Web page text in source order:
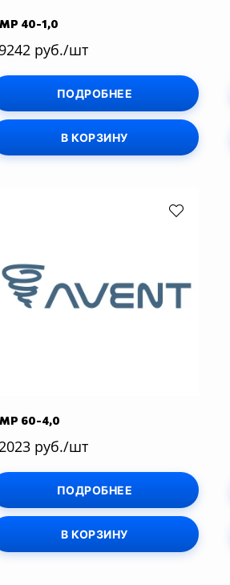
40-1,0
руб./шт
ПОДРОБНЕЕ
В КОРЗИНУ
60-4,0
руб./шт
ПОДРОБНЕЕ
В КОРЗИНУ